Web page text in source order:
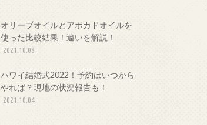
オリーブオイルとアボカドオイルを
使った比較結果！違いを解説！
2021.10.08
ハワイ結婚式2022！予約はいつから
やれば？現地の状況報告も！
2021.10.04